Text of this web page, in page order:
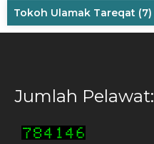
Tokoh Ulamak Tareqat (7)
Jumlah Pelawat: